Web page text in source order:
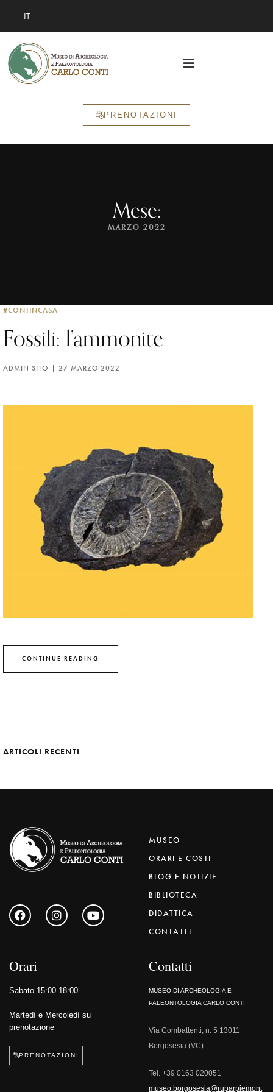
IT
PRENOTAZIONI
Mese:
MARZO 2022
#CONTINCASA
Fossili: l’ammonite
ADMIN SITO 27 MARZO 2022
CONTINUE READING
ARTICOLI RECENTI
MUSEO
ORARI E COSTI
BLOG E NOTIZIE
BIBLIOTECA
DIDATTICA
CONTATTI
Orari
Sabato 15:00-18:00
Martedì e Mercoledì su
prenotazione
PRENOTAZIONI
Contatti
MUSEO DI ARCHEOLOGIA E
PALEONTOLOGIA CARLO CONTI
Via Combattenti, n. 5 13011
Borgosesia (VC)
Tel. +39 0163 020051
museo.borgosesia@ruparpiemont